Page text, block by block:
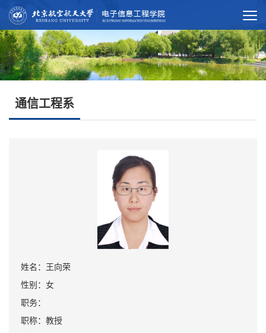
通信工程系
姓名：王向荣
性别：女
职务：
职称：教授